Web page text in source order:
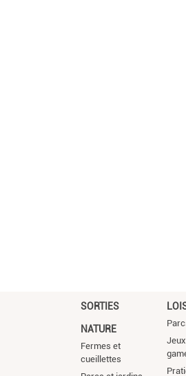
SORTIES
NATURE
Fermes et
cueillettes